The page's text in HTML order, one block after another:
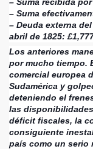
– Suma
– Deuda externa
abril de 1825:
Los anteriores
por mucho tiempo.
comercial europea
Sudamérica y
deteniendo el
las
déficit fiscales, la
consiguiente
país como un serio